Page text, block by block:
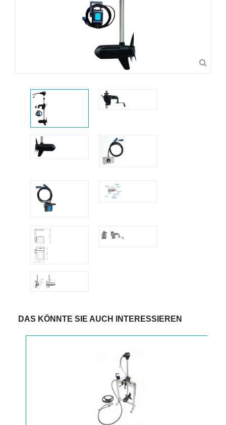
DAS KÖNNTE SIE AUCH INTERESSIEREN